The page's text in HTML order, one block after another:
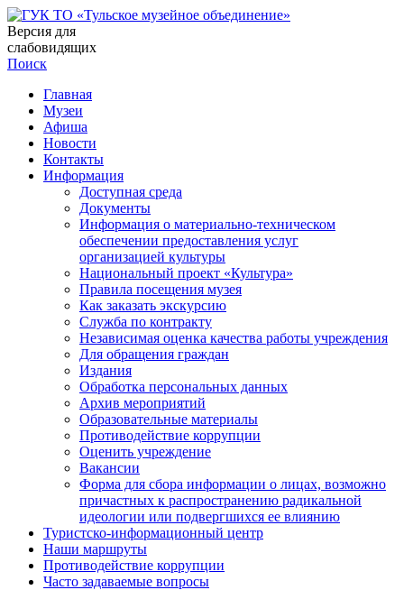
Версия для
слабовидящих
Поиск
Главная
Музеи
Афиша
Новости
Контакты
Информация
Доступная среда
Документы
Информация о материально-техническом
обеспечении предоставления услуг
организацией культуры
Национальный проект «Культура»
Правила посещения музея
Как заказать экскурсию
Служба по контракту
Независимая оценка качества работы учреждения
Для обращения граждан
Издания
Обработка персональных данных
Архив мероприятий
Образовательные материалы
Противодействие коррупции
Оценить учреждение
Вакансии
Форма для сбора информации о лицах, возможно
причастных к распространению радикальной
идеологии или подвергшихся ее влиянию
Туристско-информационный центр
Наши маршруты
Противодействие коррупции
Часто задаваемые вопросы